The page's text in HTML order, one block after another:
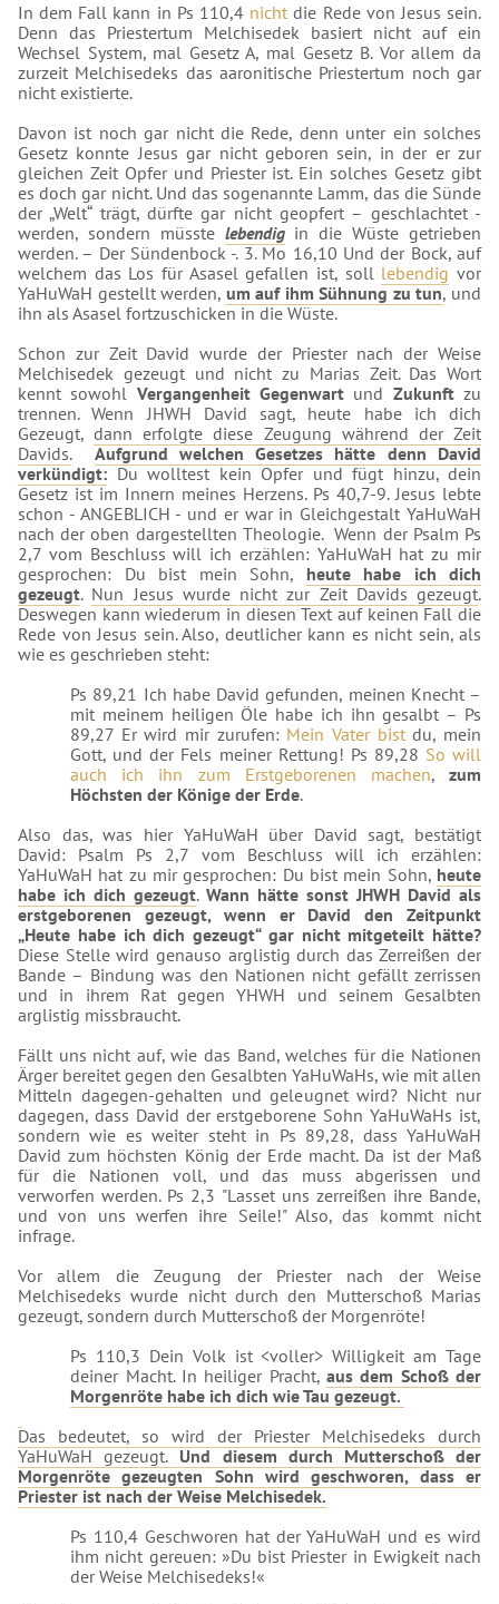
In dem Fall kann in Ps 110,4 nichtdie Rede von Jesus sein.
Denn das Priestertum Melchisedek basiert nicht auf ein
Wechsel System, mal Gesetz A, mal Gesetz B. Vor allem da
zurzeit Melchisedeks das aaronitische Priestertum noch gar
nicht existierte.
Davon ist noch gar nicht die Rede, denn unter ein solches
Gesetz konnte Jesus gar nicht geboren sein, in der er zur
gleichen Zeit Opfer und Priester ist. Ein solches Gesetz gibt
es doch gar nicht. Und das sogenannte Lamm, das die Sünde
der „Welt“ trägt, dürfte gar nicht geopfert – geschlachtet -
werden, sondern müsste lebendigin die Wüste getrieben
werden. – Der Sündenbock -. 3. Mo 16,10 Und der Bock, auf
welchem das Los für Asasel gefallen ist, soll lebendig vor
YaHuWaH gestellt werden, um auf ihm Sühnung zu tun, und
ihn als Asasel fortzuschicken in die Wüste.
Schon zur Zeit David wurde der Priester nach der Weise
Melchisedek gezeugt und nicht zu Marias Zeit. Das Wort
kennt sowohl Vergangenheit Gegenwart und Zukunftzu
trennen. Wenn JHWH David sagt, heute habe ich dich
Gezeugt,dann erfolgte diese Zeugung während der Zeit
Davids.
Aufgrund welchen Gesetzes hätte denn David
verkündigt: Du wolltest kein Opfer und fügt hinzu, dein
Gesetz ist im Innern meines Herzens. Ps 40,7-9. Jesus lebte
schon - ANGEBLICH - und er war in Gleichgestalt YaHuWaH
nach der oben dargestellten Theologie. Wenn der Psalm Ps
2,7 vom Beschluss will ich erzählen: YaHuWaH hat zu mir
gesprochen: Du bist mein Sohn, heute habe ich dich
gezeugt. Nun Jesus wurde nicht zur Zeit Davids gezeugt.
Deswegen kann wiederum in diesen Text auf keinen Fall die
Rede von Jesus sein. Also, deutlicher kann es nicht sein, als
wie es geschrieben steht:
Ps 89,21 Ich habe David gefunden, meinen Knecht –
mit meinem heiligen Öle habe ich ihn gesalbt – Ps
89,27 Er wird mir zurufen: Mein Vater bistdu, mein
Gott, und der Fels meiner Rettung! Ps 89,28 So will
auch ich ihn zum Erstgeborenen machen,zum
Höchsten der Könige der Erde.
Also das, was hier YaHuWaH über David sagt, bestätigt
David: Psalm Ps 2,7 vom Beschluss will ich erzählen:
YaHuWaH hat zu mir gesprochen: Du bist mein Sohn, heute
habe ich dich gezeugt. Wann hätte sonst JHWH David als
erstgeborenen gezeugt, wenn er David den Zeitpunkt
„Heute habe ich dich gezeugt“ gar nicht mitgeteilt hätte?
Diese Stelle wird genauso arglistig durch das Zerreißen der
Bande – Bindung was den Nationen nicht gefällt zerrissen
und in ihrem Rat gegen YHWH und seinem Gesalbten
arglistig missbraucht.
Fällt uns nicht auf, wie das Band, welches für die Nationen
Ärger bereitet gegen den Gesalbten YaHuWaHs, wie mit allen
Mitteln dagegen-gehalten und geleugnet wird? Nicht nur
dagegen, dass David der erstgeborene Sohn YaHuWaHs ist,
sondern wie es weiter steht in Ps 89,28, dass YaHuWaH
David zum höchsten König der Erde macht. Da ist der Maß
für die Nationen voll, und das muss abgerissen und
verworfen werden. Ps 2,3 "Lasset uns zerreißen ihre Bande,
und von uns werfen ihre Seile!" Also, das kommt nicht
infrage.
Vor allem die Zeugung der Priester nach der Weise
Melchisedeks wurde nicht durch den Mutterschoß Marias
gezeugt, sondern durch Mutterschoß der Morgenröte!
Ps 110,3 Dein Volk ist <voller> Willigkeit am Tage
deiner Macht. In heiliger Pracht, aus dem Schoß der
Morgenröte habe ich dich wie Tau gezeugt.
Das bedeutet, so wird der Priester Melchisedeks durch
YaHuWaH gezeugt. Und diesem durch Mutterschoß der
Morgenröte gezeugten Sohn wird geschworen, dass er
Priester ist nach der Weise Melchisedek.
Ps 110,4 Geschworen hat der YaHuWaH und es wird
ihm nicht gereuen: »Du bist Priester in Ewigkeit nach
der Weise Melchisedeks!«